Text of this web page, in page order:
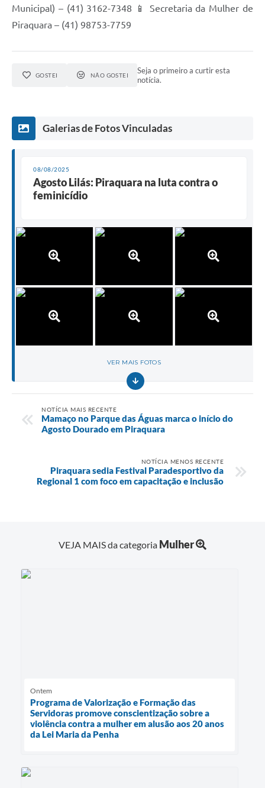
Municipal) – (41) 3162-7348 📱 Secretaria da Mulher de
Piraquara – (41) 98753-7759
GOSTEI NÃO GOSTEI
Seja o primeiro a curtir esta
notícia.
Galerias de Fotos Vinculadas
08/08/2025
Agosto Lilás: Piraquara na luta contra o
feminicídio
VER MAIS FOTOS
NOTÍCIA MAIS RECENTE
Mamaço no Parque das Águas marca o início do
Agosto Dourado em Piraquara
NOTÍCIA MENOS RECENTE
Piraquara sedia Festival Paradesportivo da
Regional 1 com foco em capacitação e inclusão
VEJA MAIS da categoria Mulher
Ontem
Programa de Valorização e Formação das
Servidoras promove conscientização sobre a
violência contra a mulher em alusão aos 20 anos
da Lei Maria da Penha